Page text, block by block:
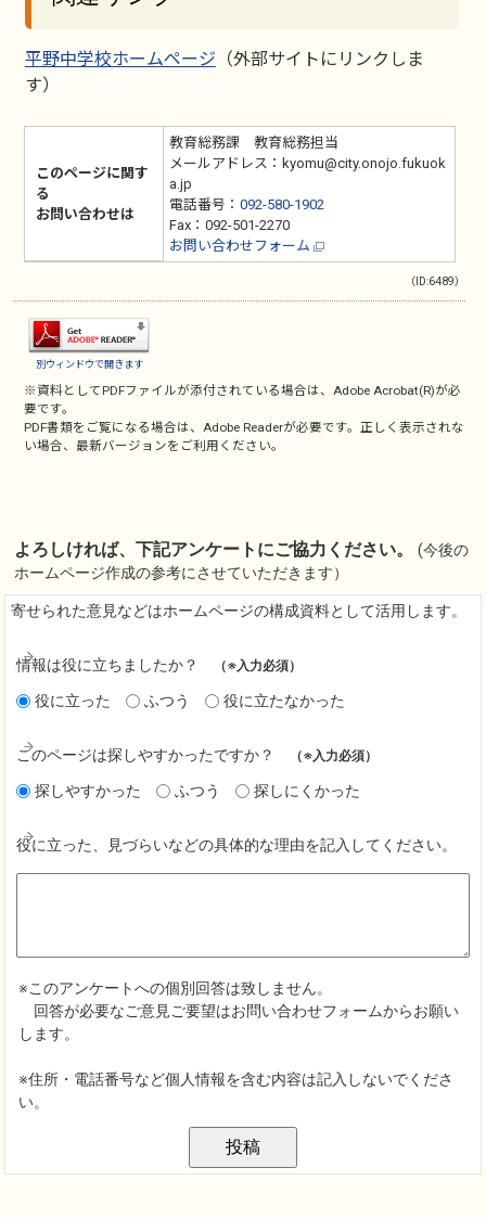
平野中学校ホームページ （外部サイトにリンクしま
す）
このページに関す
る
お問い合わせは
教育総務課 教育総務担当
メールアドレス：kyomu@city.onojo.fukuok
a.jp
電話番号： 092-580-1902
Fax：092-501-2270
お問い合わせフォーム
（ID:6489）
別ウィンドウで開きます
※資料としてPDFファイルが添付されている場合は、Adobe Acrobat(R)が必
要です。
PDF書類をご覧になる場合は、Adobe Readerが必要です。正しく表示されな
い場合、最新バージョンをご利用ください。